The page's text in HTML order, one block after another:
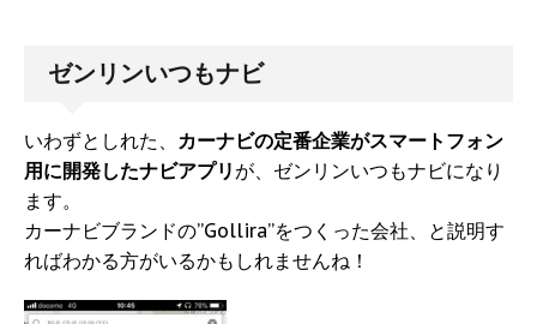
ゼンリンいつもナビ
いわずとしれた、 カーナビの定番企業がスマートフォン
用に開発したナビアプリ が、ゼンリンいつもナビになり
ます。
カーナビブランドの”Gollira”をつくった会社、と説明す
ればわかる方がいるかもしれませんね！